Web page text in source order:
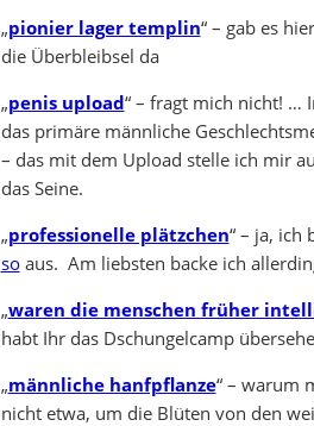
„pionier lager templin“ – gab es
die Überbleibsel da
„penis upload“ – fragt mich nicht! …
das primäre männliche
– das mit dem Upload stelle ich mir
das Seine.
„professionelle plätzchen“ – ja, ich
soaus. Am liebsten backe ich
„waren die menschen früher
habt Ihr das Dschungelcamp
„männliche hanfpflanze“ – warum
nicht etwa, um die Blüten von den